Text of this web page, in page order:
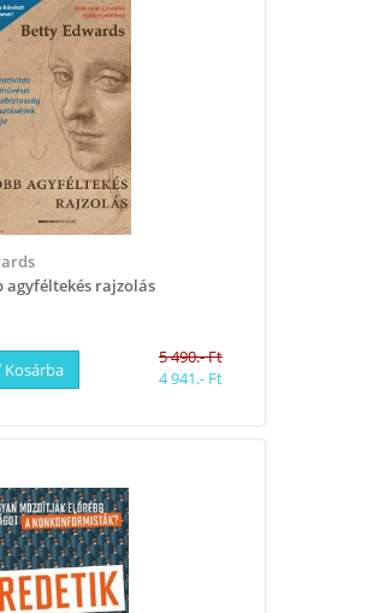
agyféltekés rajzolás
Kosárba
5 490.- Ft
4 941.- Ft